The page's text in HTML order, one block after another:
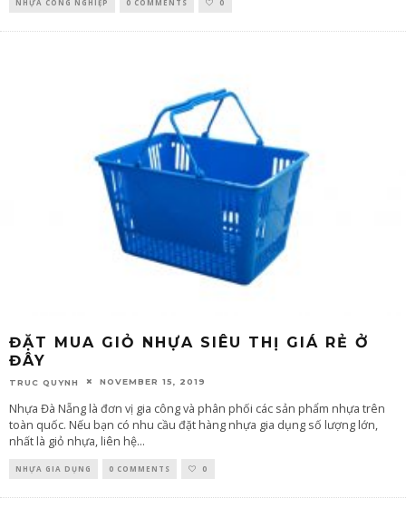
ĐẶT MUA GIỎ NHỰA SIÊU THỊ GIÁ RẺ Ở
ĐÂY
TRUC QUYNH NOVEMBER 15, 2019
Nhựa Đà Nẵng là đơn vị gia công và phân phối các sản phẩm nhựa trên
toàn quốc. Nếu bạn có nhu cầu đặt hàng nhựa gia dụng số lượng lớn,
nhất là giỏ nhựa, liên hệ...
NHỰA GIA DỤNG 0 COMMENTS 0